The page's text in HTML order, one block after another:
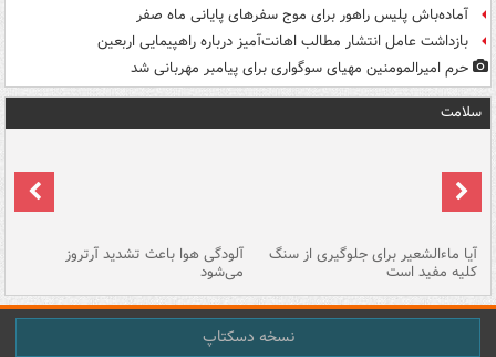
آماده‌باش پلیس راهور برای موج سفرهای پایانی ماه صفر
بازداشت عامل انتشار مطالب اهانت‌آمیز درباره راهپیمایی اربعین
حرم امیرالمومنین مهیای سوگواری برای پیامبر مهربانی شد
سلامت
آیا ماءالشعیر برای جلوگیری از سنگ
کلیه مفید است
آلودگی هوا باعث تشدید آرتروز
می‌شود
نسخه دسکتاپ